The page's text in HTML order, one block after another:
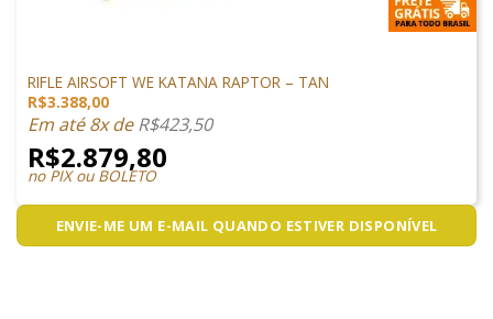
RIFLE AIRSOFT WE KATANA RAPTOR – TAN
R$3.388,00
Em até 8x deR$423,50
R$2.879,80
no PIX ou BOLETO
ENVIE-ME UM E-MAIL QUANDO ESTIVER DISPONÍVEL